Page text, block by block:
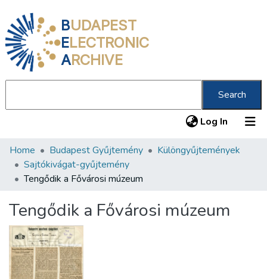
BUDAPEST
ELECTRONIC
ARCHIVE
Search
Log In (current)
Communities & Collections
All of DSpace
About us
Home Budapest Gyűjtemény
Különgyűjtemények
Sajtókivágat-gyűjtemény
Tengődik a Fővárosi múzeum
Tengődik a Fővárosi múzeum